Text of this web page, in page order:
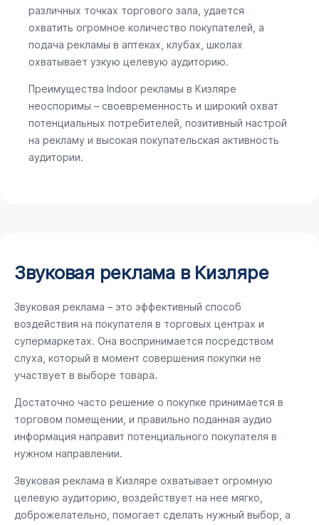
различных точках торгового зала, удается
охватить огромное количество покупателей, а
подача рекламы в аптеках, клубах, школах
охватывает узкую целевую аудиторию.
Преимущества Indoor рекламы в Кизляре
неоспоримы – своевременность и широкий охват
потенциальных потребителей, позитивный настрой
на рекламу и высокая покупательская активность
аудитории.
Звуковая реклама в Кизляре
Звуковая реклама – это эффективный способ
воздействия на покупателя в торговых центрах и
супермаркетах. Она воспринимается посредством
слуха, который в момент совершения покупки не
участвует в выборе товара.
Достаточно часто решение о покупке принимается в
торговом помещении, и правильно поданная аудио
информация направит потенциального покупателя в
нужном направлении.
Звуковая реклама в Кизляре охватывает огромную
целевую аудиторию, воздействует на нее мягко,
доброжелательно, помогает сделать нужный выбор, а